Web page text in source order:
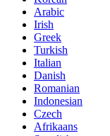
Arabic
Irish
Greek
Turkish
Italian
Danish
Romanian
Indonesian
Czech
Afrikaans